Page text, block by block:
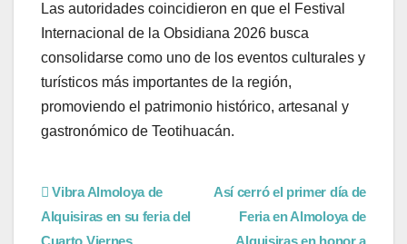
Las autoridades coincidieron en que el Festival
Internacional de la Obsidiana 2026 busca
consolidarse como uno de los eventos culturales y
turísticos más importantes de la región,
promoviendo el patrimonio histórico, artesanal y
gastronómico de Teotihuacán.
Así cerró el primer día de
Feria en Almoloya de
Vibra Almoloya de
Alquisiras en su feria del